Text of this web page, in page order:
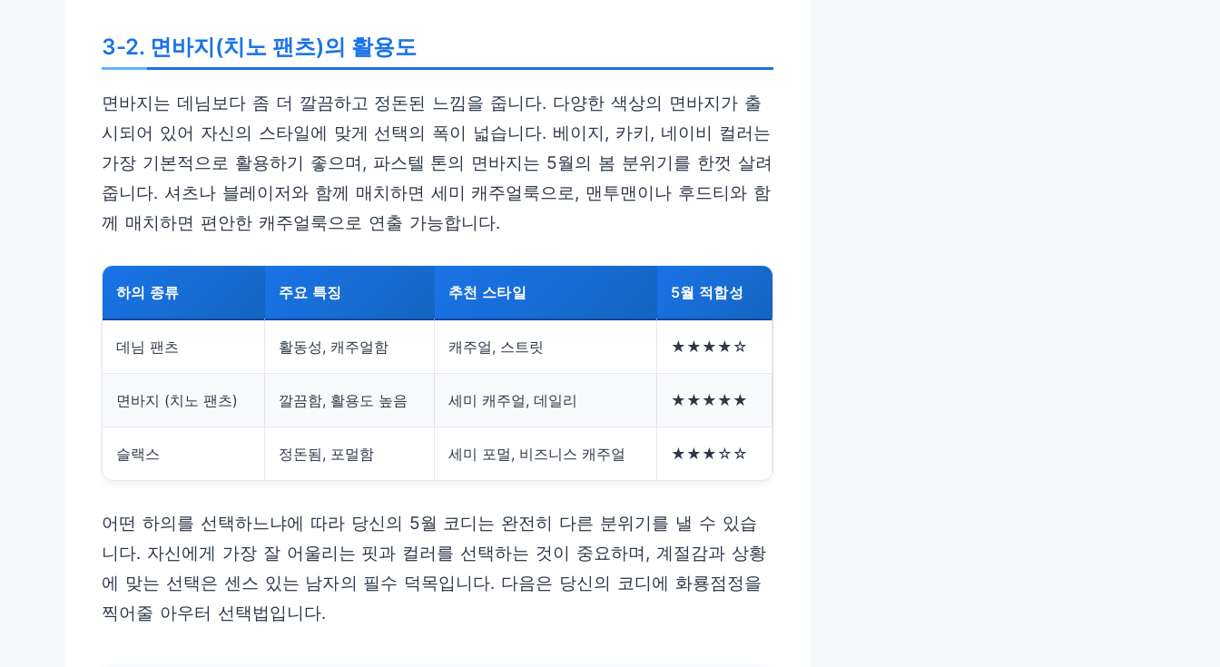
3-2. 면바지(치노 팬츠)의 활용도
면바지는 데님보다 좀 더 깔끔하고 정돈된 느낌을 줍니다. 다양한 색상의 면바지가 출
시되어 있어 자신의 스타일에 맞게 선택의 폭이 넓습니다. 베이지, 카키, 네이비 컬러는
가장 기본적으로 활용하기 좋으며, 파스텔 톤의 면바지는 5월의 봄 분위기를 한껏 살려
줍니다. 셔츠나 블레이저와 함께 매치하면 세미 캐주얼룩으로, 맨투맨이나 후드티와 함
께 매치하면 편안한 캐주얼룩으로 연출 가능합니다.
하의 종류 주요 특징 추천 스타일 5월 적합성
데님 팬츠 활동성, 캐주얼함 캐주얼, 스트릿 ★★★★☆
면바지 (치노 팬츠) 깔끔함, 활용도 높음 세미 캐주얼, 데일리 ★★★★★
슬랙스 정돈됨, 포멀함 세미 포멀, 비즈니스 캐주얼 ★★★☆☆
어떤 하의를 선택하느냐에 따라 당신의 5월 코디는 완전히 다른 분위기를 낼 수 있습
니다. 자신에게 가장 잘 어울리는 핏과 컬러를 선택하는 것이 중요하며, 계절감과 상황
에 맞는 선택은 센스 있는 남자의 필수 덕목입니다. 다음은 당신의 코디에 화룡점정을
찍어줄 아우터 선택법입니다.